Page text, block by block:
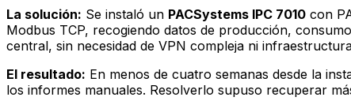
La solución: Se instaló un PACSystems IPC 7010 con
Modbus TCP, recogiendo datos de producción,
central, sin necesidad de VPN compleja ni
El resultado: En menos de cuatro semanas desde la
los informes manuales. Resolverlo supuso recuperar